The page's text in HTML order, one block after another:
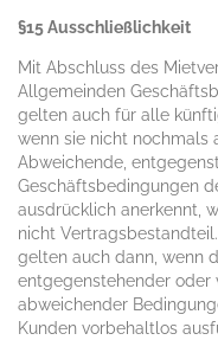
§15 Ausschließlichkeit
Mit Abschluss des
Allgemeinden
gelten auch für alle
wenn sie nicht nochmals
Abweichende,
Geschäftsbedingungen
ausdrücklich anerkennt,
nicht
gelten auch dann, wenn
entgegenstehender oder
abweichender
Kunden vorbehaltlos